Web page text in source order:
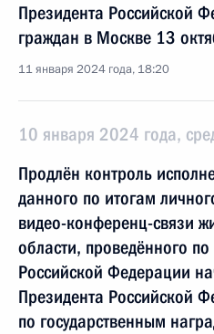
Президента Российской
граждан в Москве 13
11 января 2024 года, 18:20
10 января 2024 года,
Продлён контроль
данного по итогам
видео-конференц-связи
области, проведённого
Российской Федерации
Президента Российской
по государственным